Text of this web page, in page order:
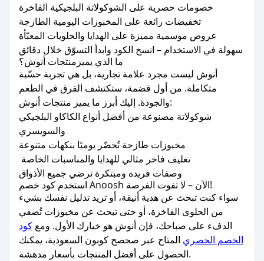
خصومات حصرية على الشوكولاتة البلجيكية الفاخرة
تخفيضات رائعة على المخبوزات اليومية الطازجة
عروض موسمية مميزة على الهدايا والحلويات المعبّأة
سهولة في الاستخدام – انسخ الكود وابدأ التسوّق خلال دقائق
ما الذي يميز منتجات أنوش؟
أنوش ليست مجرد علامة تجارية، بل هي تجربة حسّية
متكاملة. من أول قضمة، ستكتشف الفرق في الطعم
والجودة. إليك أبرز ما يميز منتجات أنوش:
شوكولاتة مصنوعة من أفضل أنواع الكاكاو البلجيكي
والسويسري
مخبوزات طازجة تُحضّر يوميًا بنكهات متنوعة
تغليف فاخر مثالي للهدايا والمناسبات الخاصة
وصفات فريدة ومبتكرة ترضي جميع الأذواق
استخدم كود خصم Anoosh الآن – لا تفوت الفرصة!
سواء كنت تبحث عن هدية أنيقة، أو تريد تدليل نفسك بشيء
من الحلوى الفاخرة، أو حتى تبحث عن مخبوزات تُضفي
الدفء على صباحك، فإن أنوش هو خيارك الأول. ومع كود
الخصم الحصري المتاح عبر صحصح كوبون السعودية، يمكنك
الحصول على أفضل المنتجات بأسعار مدهشة.